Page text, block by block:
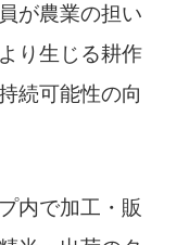
が農業の担い
り生じる耕作
続可能性の向
内で加工・販